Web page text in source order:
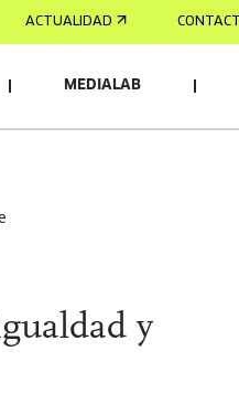
ACTUALIDAD
MEDIALAB
y